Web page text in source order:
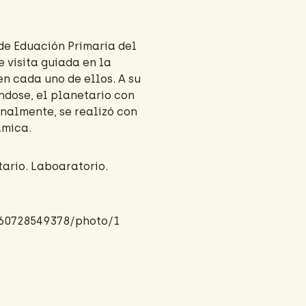
Eduación Primaria del
visita guiada en la
cada uno de ellos. A su
el planetario con
se realizó con
Laboaratorio.
photo/1